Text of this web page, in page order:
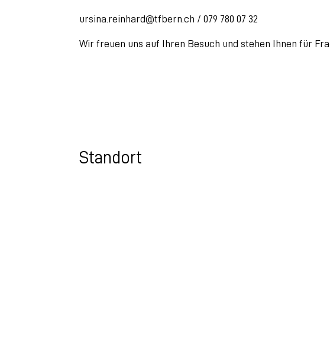
ursina.reinhard@tfbern.ch / 079 780 07 32
Wir freuen uns auf Ihren Besuch und stehen Ihnen für
Standort